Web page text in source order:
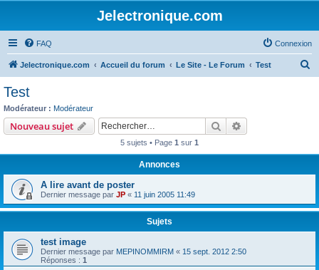
Jelectronique.com
FAQ Connexion
Jelectronique.com Accueil du forum Le Site - Le Forum Test
Test
Modérateur : Modérateur
Nouveau sujet Rechercher
5 sujets • Page 1 sur 1
Annonces
A lire avant de poster
Dernier message par JP « 11 juin 2005 11:49
Sujets
test image
Dernier message par MEPINOMMIRM « 15 sept. 2012 2:50
Réponses : 1